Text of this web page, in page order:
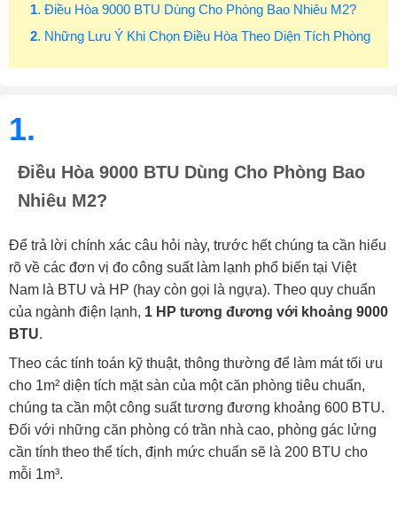
1. Điều Hòa 9000 BTU Dùng Cho Phòng Bao Nhiêu M2?
2. Những Lưu Ý Khi Chọn Điều Hòa Theo Diện Tích Phòng
1.
Điều Hòa 9000 BTU Dùng Cho Phòng Bao
Nhiêu M2?
Để trả lời chính xác câu hỏi này, trước hết chúng ta cần hiểu
rõ về các đơn vị đo công suất làm lạnh phổ biến tại Việt
Nam là BTU và HP (hay còn gọi là ngựa). Theo quy chuẩn
của ngành điện lạnh, 1 HP tương đương với khoảng 9000
BTU.
Theo các tính toán kỹ thuật, thông thường để làm mát tối ưu
cho 1m² diện tích mặt sàn của một căn phòng tiêu chuẩn,
chúng ta cần một công suất tương đương khoảng 600 BTU.
Đối với những căn phòng có trần nhà cao, phòng gác lửng
cần tính theo thể tích, định mức chuẩn sẽ là 200 BTU cho
mỗi 1m³.